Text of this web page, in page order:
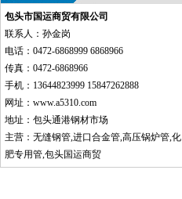
包头市国运商贸有限公司
联系人：孙金岗
电话：0472-6868999 6868966
传真：0472-6868966
手机：13644823999 15847262888
网址：www.a5310.com
地址：包头通港钢材市场
主营：无缝钢管,进口合金管,高压锅炉管,化
肥专用管,包头国运商贸